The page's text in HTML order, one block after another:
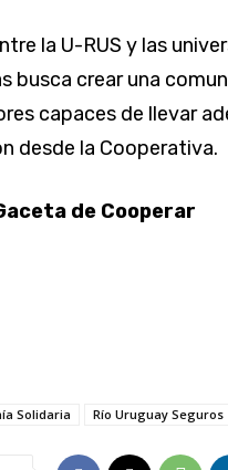
la U-RUS y las
busca crear una
capaces de llevar
desde la Cooperativa.
de Cooperar
Solidaria Río Uruguay Seguros